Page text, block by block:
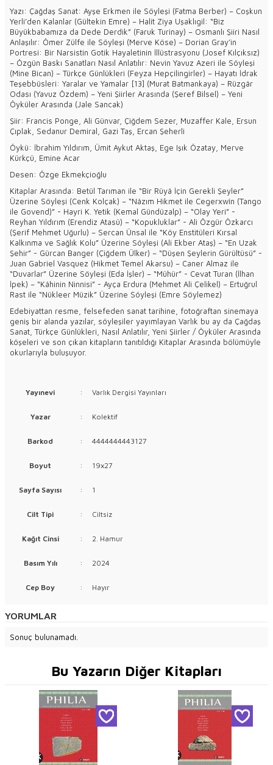
Yazı: Çağdaş Sanat: Ayşe Erkmen ile Söyleşi (Fatma Berber) – Coşkun
Yerli’den Kalanlar (Gültekin Emre) – Halit Ziya Uşaklıgil: “Biz
Büyükbabamıza da Dede Derdik” (Faruk Turinay) – Osmanlı Şiiri Nasıl
Anlaşılır: Ömer Zülfe ile Söyleşi (Merve Köse) – Dorian Gray’in
Portresi: Bir Narsistin Gotik Hayaletinin İllüstrasyonu (Josef Kılçıksız)
– Özgün Baskı Sanatları Nasıl Anlatılır: Nevin Yavuz Azeri ile Söyleşi
(Mine Bican) – Türkçe Günlükleri (Feyza Hepçilingirler) – Hayatı İdrak
Teşebbüsleri: Yaralar ve Yamalar [13] (Murat Batmankaya) – Rüzgâr
Odası (Yavuz Özdem) – Yeni Şiirler Arasında (Şeref Bilsel) – Yeni
Öyküler Arasında (Jale Sancak)
Şiir: Francis Ponge, Ali Günvar, Çiğdem Sezer, Muzaffer Kale, Ersun
Çıplak, Sedanur Demiral, Gazi Taş, Ercan Şeherli
Öykü: İbrahim Yıldırım, Ümit Aykut Aktaş, Ege Işık Özatay, Merve
Kürkçü, Emine Acar
Desen: Özge Ekmekçioğlu
Kitaplar Arasında: Betül Tarıman ile “Bir Rüyâ İçin Gerekli Şeyler”
Üzerine Söyleşi (Cenk Kolçak) – “Nâzım Hikmet ile Cegerxwîn (Tango
ile Govend)” - Hayri K. Yetik (Kemal Gündüzalp) – “Olay Yeri” -
Reyhan Yıldırım (Erendiz Atasü) – “Kopukluklar” - Ali Özgür Özkarcı
(Şerif Mehmet Uğurlu) – Sercan Ünsal ile “Köy Enstitüleri Kırsal
Kalkınma ve Sağlık Kolu” Üzerine Söyleşi (Ali Ekber Ataş) – “En Uzak
Şehir” - Gürcan Banger (Çiğdem Ülker) – “Düşen Şeylerin Gürültüsü” -
Juan Gabriel Vasquez (Hikmet Temel Akarsu) – Caner Almaz ile
“Duvarlar” Üzerine Söyleşi (Eda İşler) – “Mühür” - Cevat Turan (İlhan
İpek) – “Kâhinin Ninnisi” - Ayça Erdura (Mehmet Ali Çelikel) – Ertuğrul
Rast ile “Nükleer Müzik” Üzerine Söyleşi (Emre Söylemez)
Edebiyattan resme, felsefeden sanat tarihine, fotoğraftan sinemaya
geniş bir alanda yazılar, söyleşiler yayımlayan Varlık bu ay da Çağdaş
Sanat, Türkçe Günlükleri, Nasıl Anlatılır, Yeni Şiirler / Öyküler Arasında
köşeleri ve son çıkan kitapların tanıtıldığı Kitaplar Arasında bölümüyle
okurlarıyla buluşuyor.
Yayınevi : Varlık Dergisi Yayınları
Yazar : Kolektif
Barkod : 4444444443127
Boyut : 19x27
Sayfa Sayısı : 1
Cilt Tipi : Ciltsiz
Kağıt Cinsi : 2. Hamur
Basım Yılı : 2024
Cep Boy : Hayır
YORUMLAR
Sonuç bulunamadı.
Bu Yazarın Diğer Kitapları